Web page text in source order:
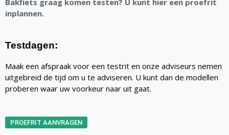
inplannen.
Testdagen:
Maak een afspraak voor een testrit en onze adviseurs nemen
uitgebreid de tijd om u te adviseren. U kunt dan de modellen
proberen waar uw voorkeur naar uit gaat.
PROEFRIT AANVRAGEN